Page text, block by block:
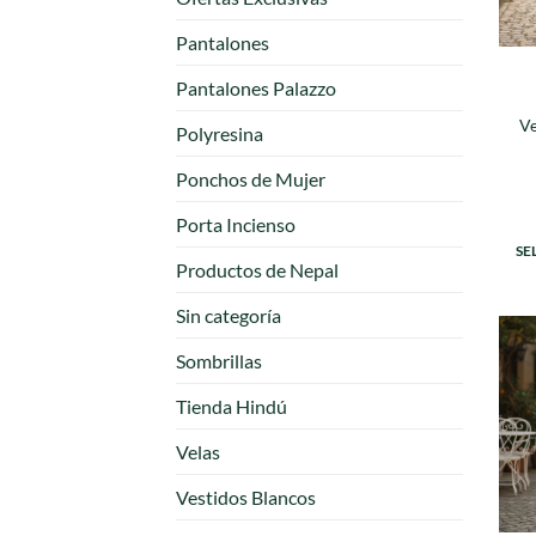
Pantalones
Pantalones Palazzo
Polyresina
Ponchos de Mujer
Porta Incienso
Productos de Nepal
Sin categoría
Sombrillas
Tienda Hindú
Velas
Vestidos Blancos